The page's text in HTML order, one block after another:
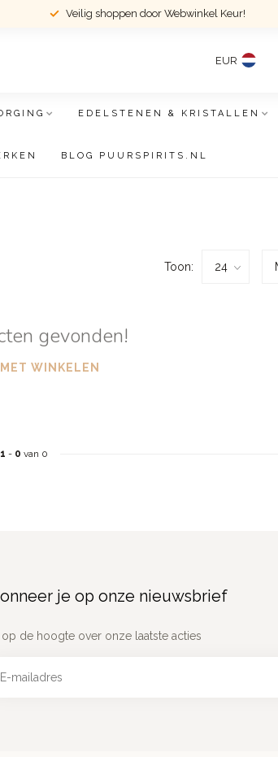
Veilig shoppen door Webwinkel Keur!
EUR
EDELSTENEN & KRISTALLEN
BLOG PUURSPIRITS.NL
Toon:
gevonden!
WINKELEN
1 - 0 van 0
je op onze nieuwsbrief
op de hoogte over onze laatste acties